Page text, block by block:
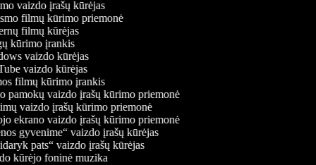
vaizdo įrašų kūrėjas
filmų kūrimo priemonė
filmų kūrėjas
kūrimo įrankis
vaizdo kūrėjas
vaizdo kūrėjas
filmų kūrimo įrankis
pamokų vaizdo įrašų kūrimo priemonė
vaizdo įrašų kūrimo priemonė
ekrano vaizdo įrašų kūrimo priemonė
gyvenime“ vaizdo įrašų kūrėjas
pats“ vaizdo įrašų kūrėjas
kūrėjo foninė muzika